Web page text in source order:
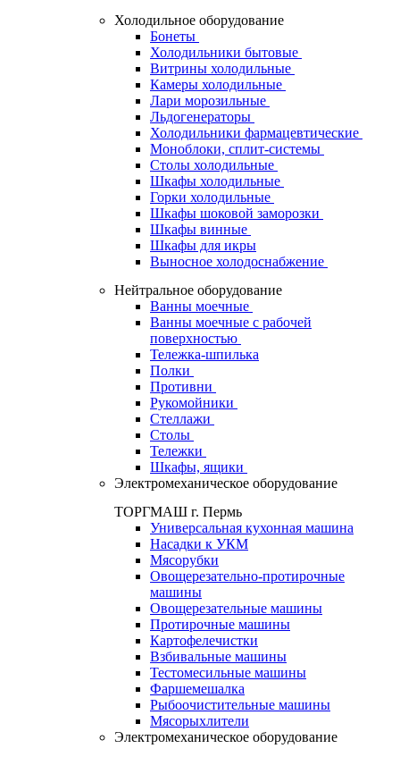
Холодильное оборудование
Бонеты
Холодильники бытовые
Витрины холодильные
Камеры холодильные
Лари морозильные
Льдогенераторы
Холодильники фармацевтические
Моноблоки, сплит-системы
Столы холодильные
Шкафы холодильные
Горки холодильные
Шкафы шоковой заморозки
Шкафы винные
Шкафы для икры
Выносное холодоснабжение
Нейтральное оборудование
Ванны моечные
Ванны моечные с рабочей
поверхностью
Тележка-шпилька
Полки
Противни
Рукомойники
Стеллажи
Столы
Тележки
Шкафы, ящики
Электромеханическое оборудование
ТОРГМАШ г. Пермь
Универсальная кухонная машина
Насадки к УКМ
Мясорубки
Овощерезательно-протирочные
машины
Овощерезательные машины
Протирочные машины
Картофелечистки
Взбивальные машины
Тестомесильные машины
Фаршемешалка
Рыбоочистительные машины
Мясорыхлители
Электромеханическое оборудование